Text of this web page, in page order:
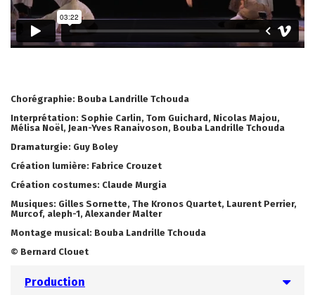
Chorégraphie: Bouba Landrille Tchouda
Interprétation: Sophie Carlin, Tom Guichard, Nicolas Majou,
Mélisa Noël, Jean-Yves Ranaivoson, Bouba Landrille Tchouda
Dramaturgie: Guy Boley
Création lumière: Fabrice Crouzet
Création costumes: Claude Murgia
Musiques: Gilles Sornette, The Kronos Quartet, Laurent Perrier,
Murcof, aleph-1, Alexander Malter
Montage musical: Bouba Landrille Tchouda
© Bernard Clouet
Production